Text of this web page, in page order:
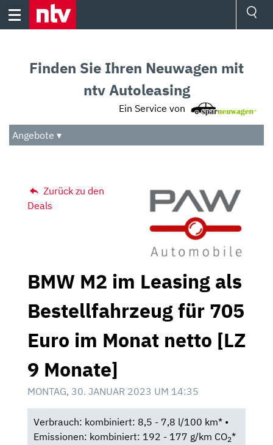
Skip
Audio
Das Beste
Finden Sie Ihren Neuwagen mit
ntv Autoleasing
Ein Service von
Angebote ▾
Zurück zu den
Deals
BMW M2 im Leasing als
Bestellfahrzeug für 705
Euro im Monat netto [LZ
9 Monate]
MONTAG, 30. JANUAR 2023 UM 14:35
Verbrauch: kombiniert: 8,5 - 7,8 l/100 km* •
Emissionen: kombiniert: 192 - 177 g/km CO2*